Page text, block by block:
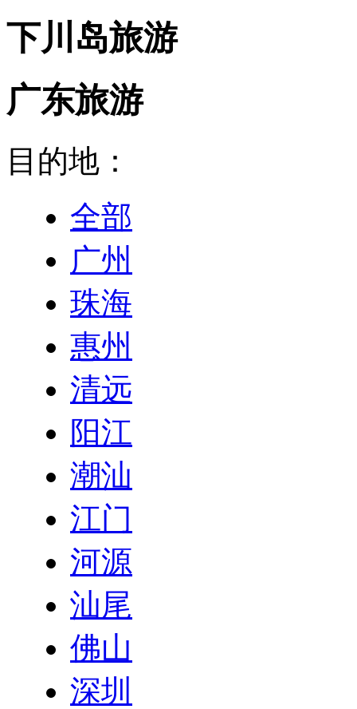
下川岛旅游
广东旅游
目的地：
全部
广州
珠海
惠州
清远
阳江
潮汕
江门
河源
汕尾
佛山
深圳